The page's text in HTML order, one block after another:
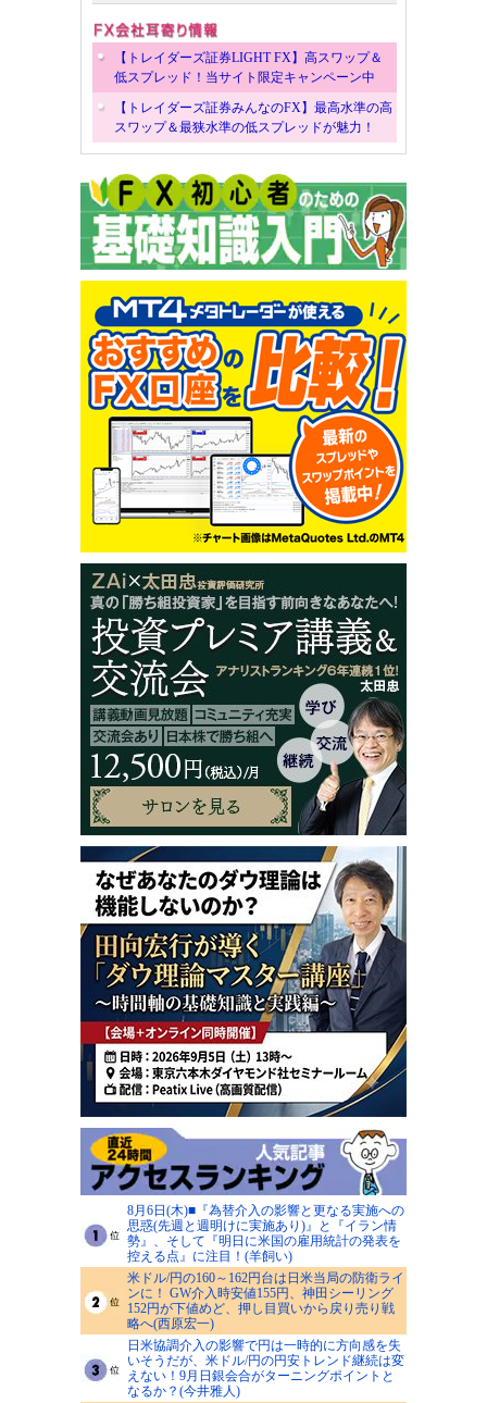
【トレイダーズ証券LIGHT FX】高スワップ＆
低スプレッド！当サイト限定キャンペーン中
【トレイダーズ証券みんなのFX】最高水準の高
スワップ＆最狭水準の低スプレッドが魅力！
8月6日(木)■『為替介入の影響と更なる実施への
思惑(先週と週明けに実施あり)』と『イラン情
勢』、そして『明日に米国の雇用統計の発表を
控える点』に注目！(羊飼い)
米ドル/円の160～162円台は日米当局の防衛ライ
ンに！ GW介入時安値155円、神田シーリング
152円が下値めど、押し目買いから戻り売り戦
略へ(西原宏一)
日米協調介入の影響で円は一時的に方向感を失
いそうだが、米ドル/円の円安トレンド継続は変
えない！9月日銀会合がターニングポイントと
なるか？(今井雅人)